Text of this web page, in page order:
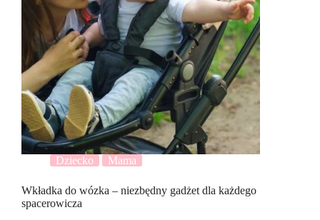
Dziecko Mama
Wkładka do wózka – niezbędny gadżet dla każdego
spacerowicza